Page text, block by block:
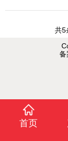
共5
备
首页